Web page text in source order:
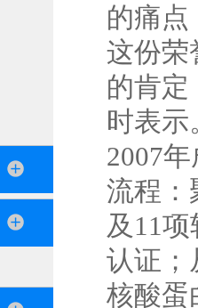
的痛
这份荣
的肯定
时表
2007
流程：
及11
认证；
核酸蛋